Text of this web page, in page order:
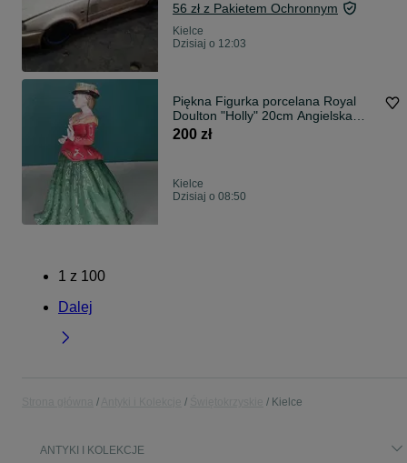
56 zł z Pakietem Ochronnym
Kielce
Dzisiaj o 12:03
Piękna Figurka porcelana Royal
Doulton "Holly" 20cm Angielska
Dama HN3647
200 zł
Kielce
Dzisiaj o 08:50
1 z 100
Dalej
Kielce
ANTYKI I KOLEKCJE